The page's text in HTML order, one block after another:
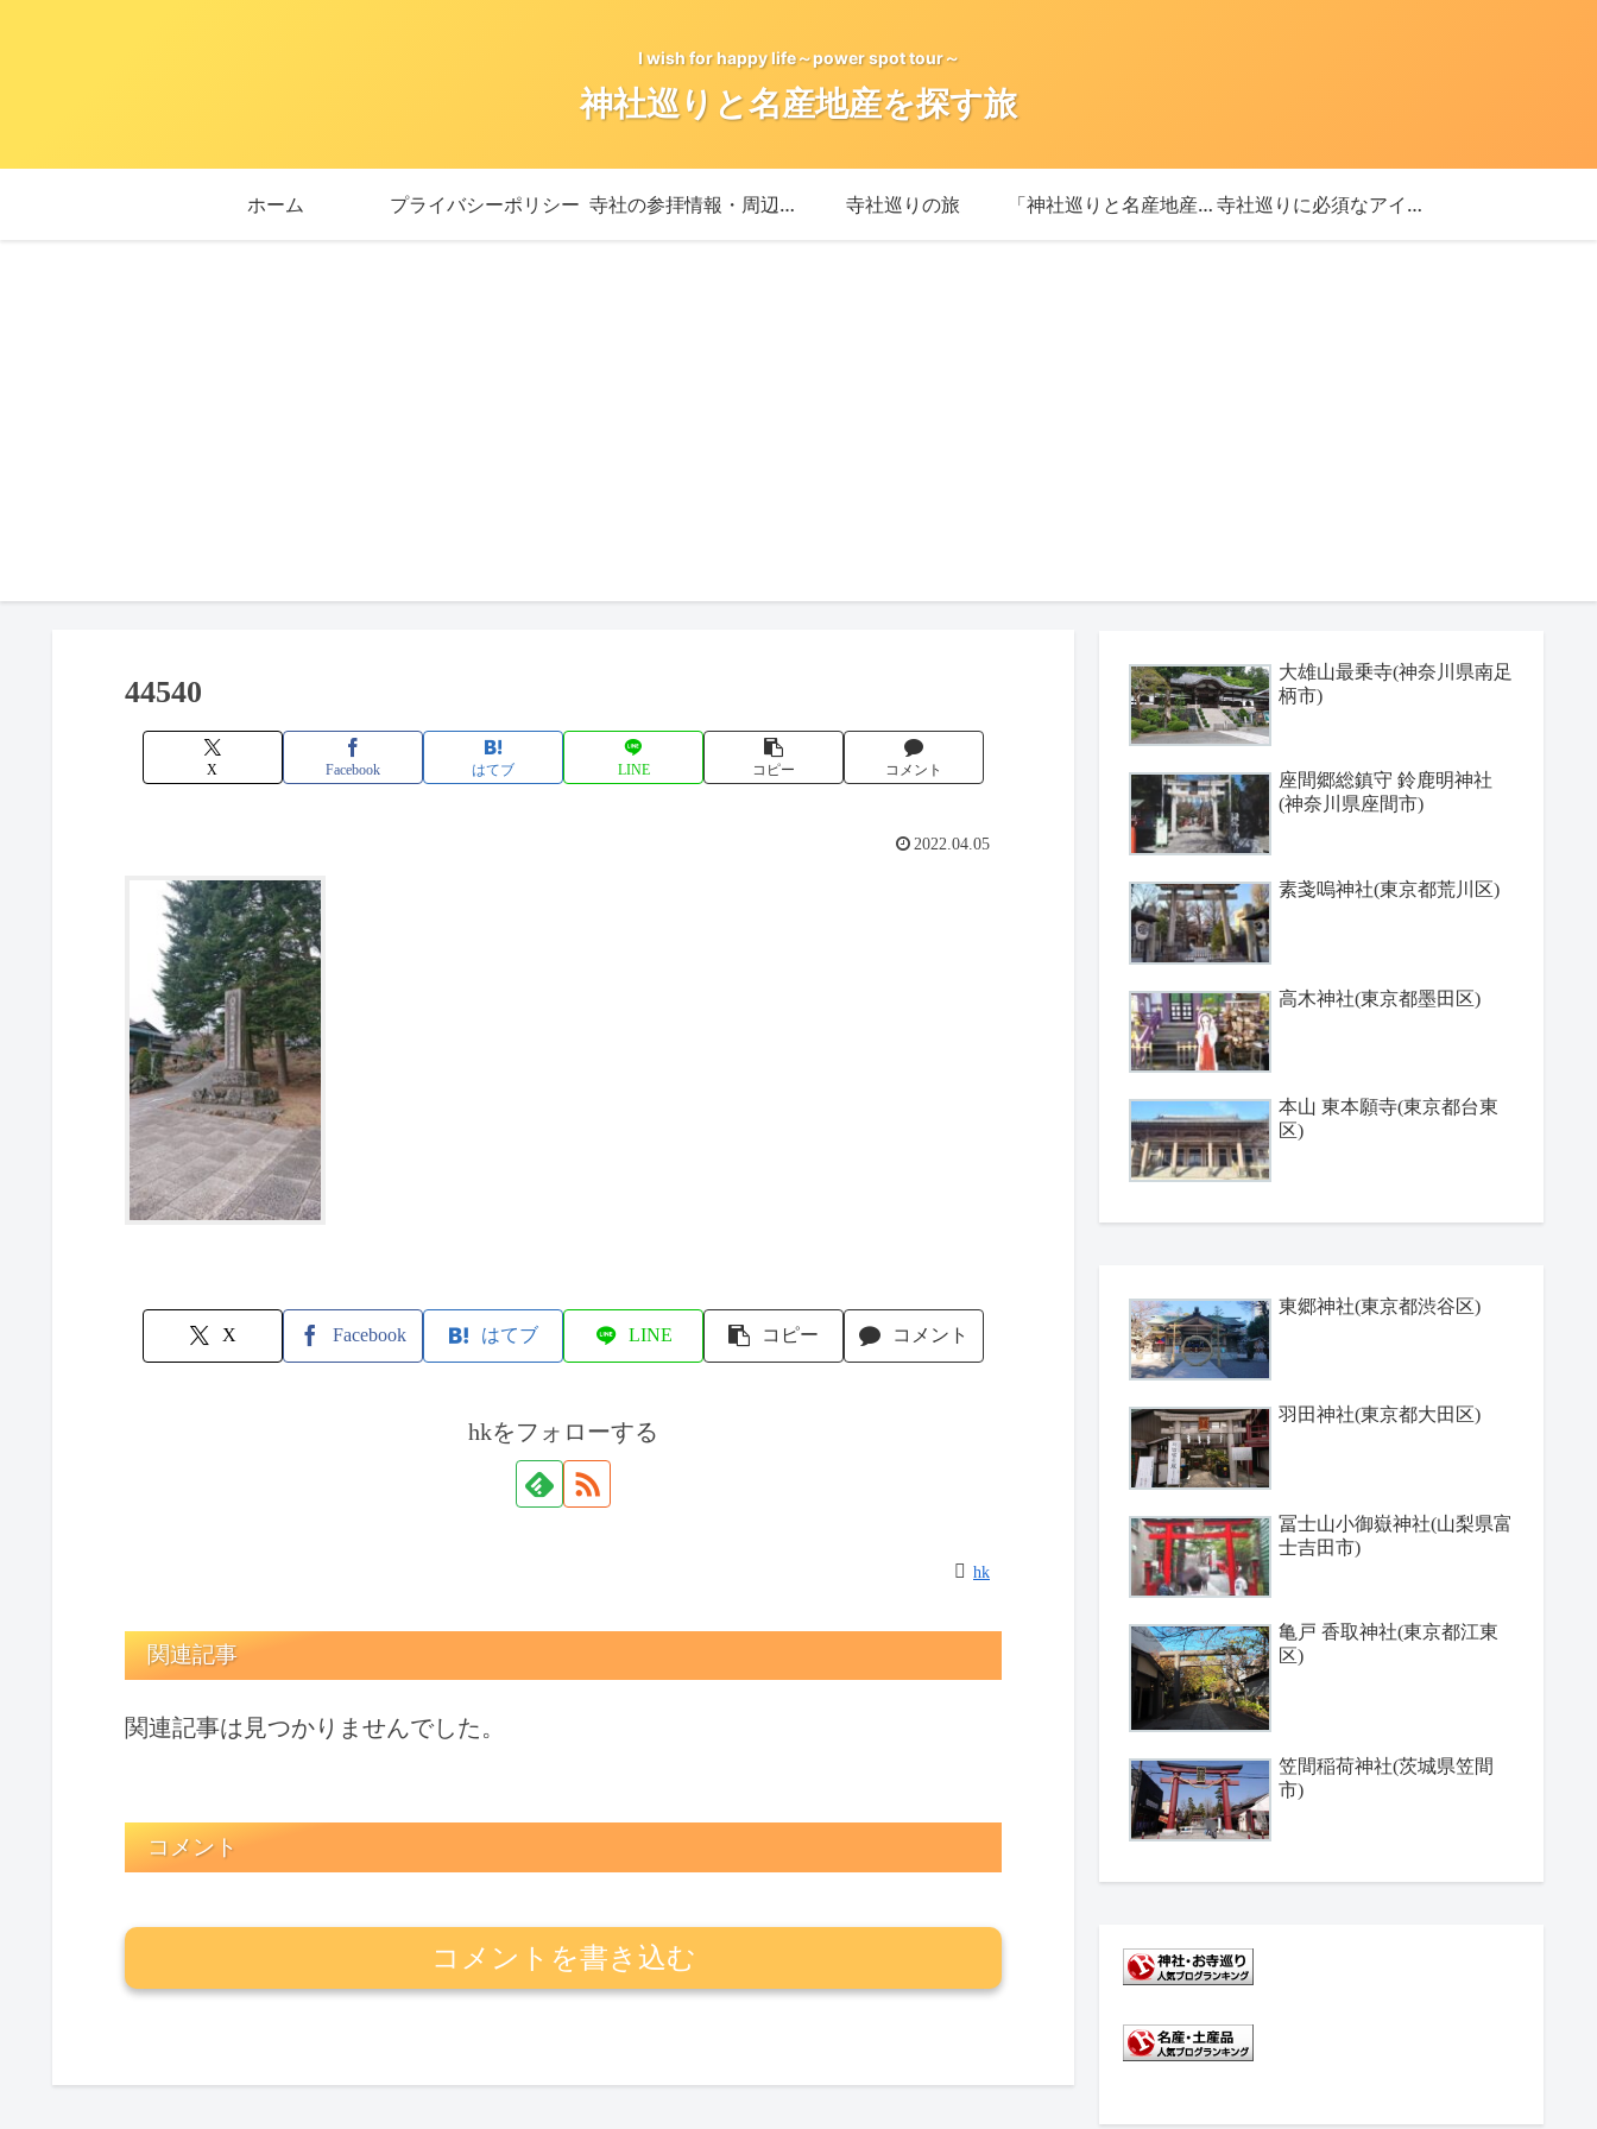
I wish for happy life～power spot tour～
神社巡りと名産地産を探す旅
ホーム プライバシーポリシー 寺社の参拝情報・周辺情報 寺社巡りの旅 「神社巡りと名産地産を探す旅」ブログ始めました！ 寺社巡りに必須なアイテム
44540
X Facebook はてブ LINE コピー コメント
2022.04.05
X Facebook はてブ LINE コピー コメント
hkをフォローする
hk
関連記事
関連記事は見つかりませんでした。
コメント
コメントを書き込む
大雄山最乗寺(神奈川県南足
柄市)
座間郷総鎮守 鈴鹿明神社
(神奈川県座間市)
素戔嗚神社(東京都荒川区)
高木神社(東京都墨田区)
本山 東本願寺(東京都台東
区)
東郷神社(東京都渋谷区)
羽田神社(東京都大田区)
冨士山小御嶽神社(山梨県富
士吉田市)
亀戸 香取神社(東京都江東
区)
笠間稲荷神社(茨城県笠間
市)